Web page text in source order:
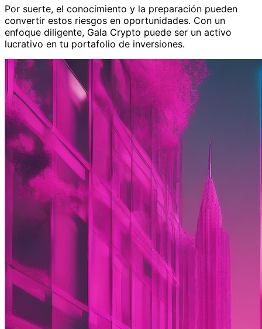
Por suerte, el conocimiento y la preparación pueden
convertir estos riesgos en oportunidades. Con un
enfoque diligente, Gala Crypto puede ser un activo
lucrativo en tu portafolio de inversiones.